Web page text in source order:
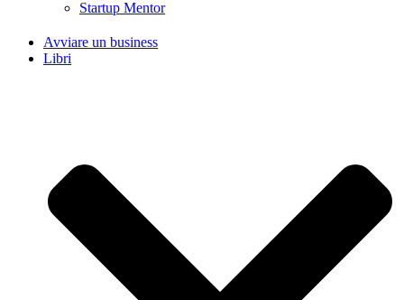
Startup Mentor
Avviare un business
Libri